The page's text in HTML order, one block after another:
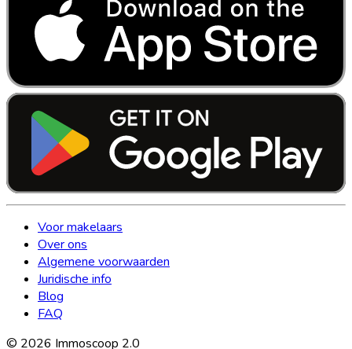
Voor makelaars
Over ons
Algemene voorwaarden
Juridische info
Blog
FAQ
© 2026 Immoscoop 2.0